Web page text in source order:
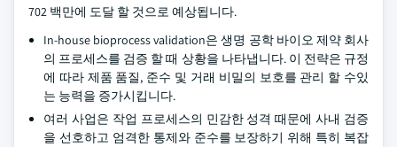
702 백만에 도달 할 것으로 예상됩니다.
In-house bioprocess validation은 생명 공학 바이오 제약 회사
의 프로세스를 검증 할 때 상황을 나타냅니다. 이 전략은 규정
에 따라 제품 품질, 준수 및 거래 비밀의 보호를 관리 할 수있
는 능력을 증가시킵니다.
여러 사업은 작업 프로세스의 민감한 성격 때문에 사내 검증
을 선호하고 엄격한 통제와 준수를 보장하기 위해 특히 복잡